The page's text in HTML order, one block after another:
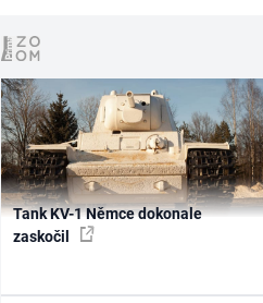
Tank KV-1 Němce dokonale
zaskočil